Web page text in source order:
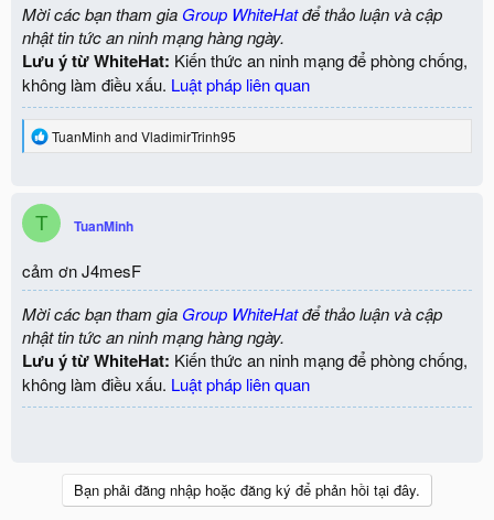
Mời các bạn tham gia Group WhiteHatđể thảo luận và cập
nhật tin tức an ninh mạng hàng ngày.
Lưu ý từ WhiteHat: Kiến thức an ninh mạng để phòng chống,
không làm điều xấu. Luật pháp liên quan
R
t
o
s
:
TuanMinh and VladimirTrinh95
T TuanMinh
cảm ơn J4mesF
Mời các bạn tham gia Group WhiteHatđể thảo luận và cập
nhật tin tức an ninh mạng hàng ngày.
Lưu ý từ WhiteHat: Kiến thức an ninh mạng để phòng chống,
không làm điều xấu. Luật pháp liên quan
Bạn phải đăng nhập hoặc đăng ký để phản hồi tại đây.